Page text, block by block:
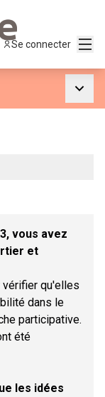
Se connecter
vous avez
et
qu'elles
dans le
participative.
été
les idées